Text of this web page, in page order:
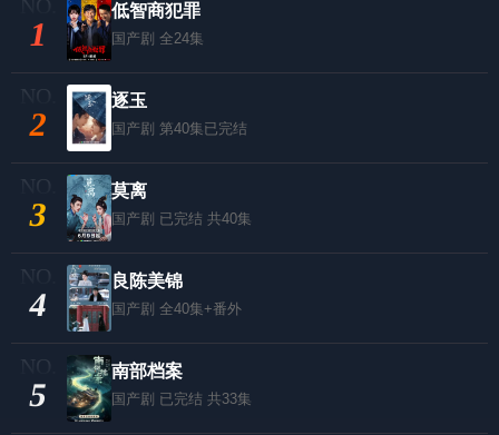
1
低智商犯罪
国产剧 全24集
2
逐玉
国产剧 第40集已完结
3
莫离
国产剧 已完结 共40集
4
良陈美锦
国产剧 全40集+番外
5
南部档案
国产剧 已完结 共33集